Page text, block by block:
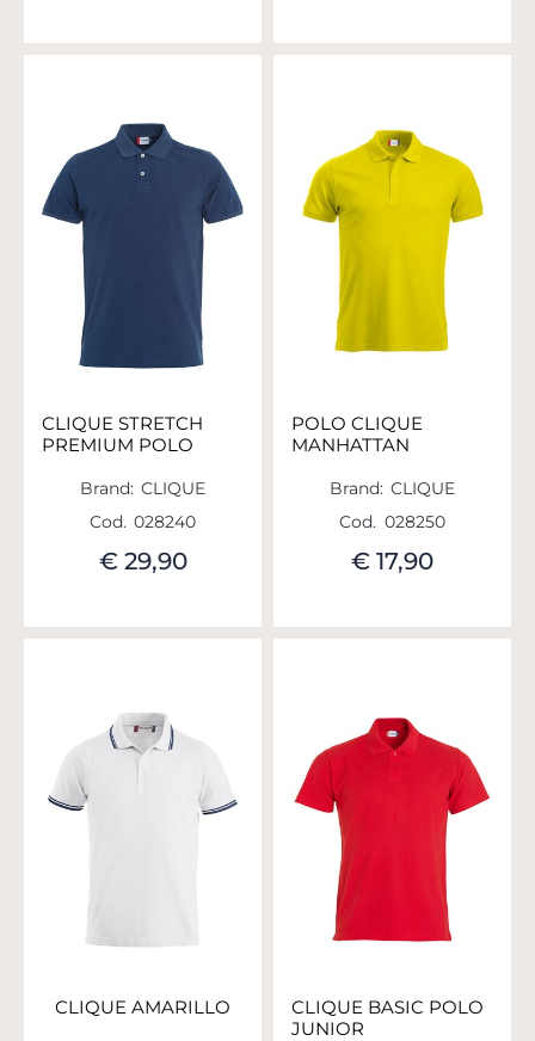
CLIQUE STRETCH
PREMIUM POLO
Brand: CLIQUE
Cod. 028240
€ 29,90
POLO CLIQUE
MANHATTAN
Brand: CLIQUE
Cod. 028250
€ 17,90
CLIQUE AMARILLO
CLIQUE BASIC POLO
JUNIOR